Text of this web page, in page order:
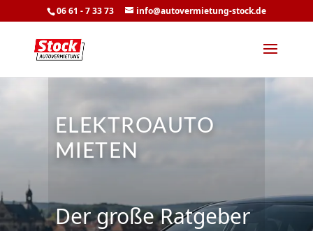
06 61 - 7 33 73 info@autovermietung-stock.de
ELEKTROAUTO
MIETEN
Der große Ratgeber